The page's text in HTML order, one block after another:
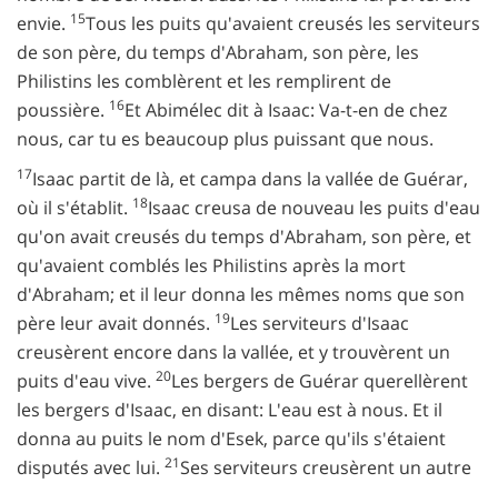
envie. 15Tous les puits qu'avaient creusés les serviteurs
de son père, du temps d'Abraham, son père, les
Philistins les comblèrent et les remplirent de
poussière. 16Et Abimélec dit à Isaac: Va-t-en de chez
nous, car tu es beaucoup plus puissant que nous.
17Isaac partit de là, et campa dans la vallée de Guérar,
où il s'établit. 18Isaac creusa de nouveau les puits d'eau
qu'on avait creusés du temps d'Abraham, son père, et
qu'avaient comblés les Philistins après la mort
d'Abraham; et il leur donna les mêmes noms que son
père leur avait donnés. 19Les serviteurs d'Isaac
creusèrent encore dans la vallée, et y trouvèrent un
puits d'eau vive. 20Les bergers de Guérar querellèrent
les bergers d'Isaac, en disant: L'eau est à nous. Et il
donna au puits le nom d'Esek, parce qu'ils s'étaient
disputés avec lui. 21Ses serviteurs creusèrent un autre